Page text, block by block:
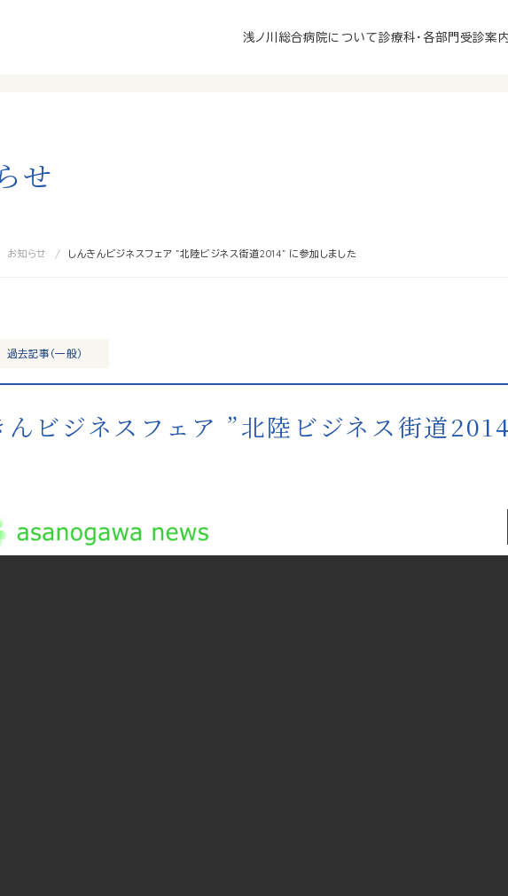
浅ノ川総合病院について診療科・各部門受診案内
せ
お知らせ しんきんビジネスフェア ”北陸ビジネス街道2014” に参加しました
過去記事（一般）
んビジネスフェア ”北陸ビジネス街道